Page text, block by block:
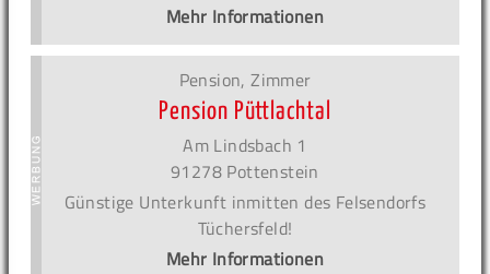
Mehr Informationen
Pension, Zimmer
Pension Püttlachtal
Am Lindsbach 1
91278 Pottenstein
Günstige Unterkunft inmitten des Felsendorfs
Tüchersfeld!
Mehr Informationen